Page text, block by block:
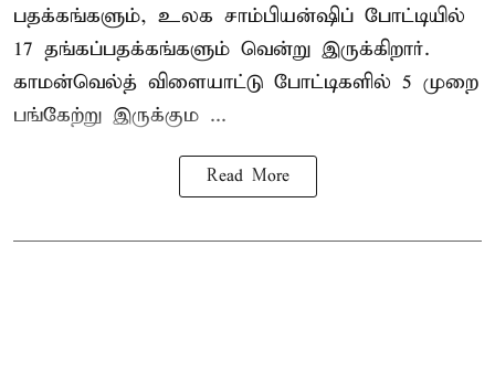
பதக்கங்களும், உலக சாம்பியன்ஷிப் போட்டியில்
17 தங்கப்பதக்கங்களும் வென்று இருக்கிறார்.
காமன்வெல்த் விளையாட்டு போட்டிகளில் 5 முறை
பங்கேற்று இருக்கும ...
Read More